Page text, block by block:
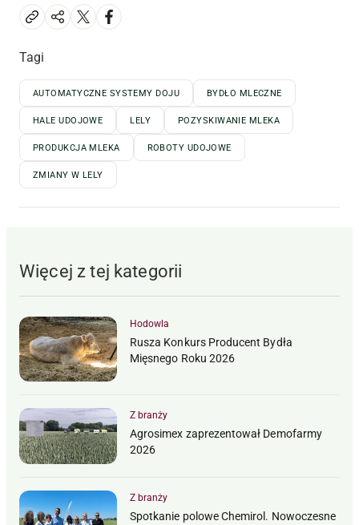
Tagi
AUTOMATYCZNE SYSTEMY DOJU BYDŁO MLECZNE
HALE UDOJOWE LELY POZYSKIWANIE MLEKA
PRODUKCJA MLEKA ROBOTY UDOJOWE
ZMIANY W LELY
Więcej z tej kategorii
Hodowla
Rusza Konkurs Producent Bydła
Mięsnego Roku 2026
Z branży
Agrosimex zaprezentował Demofarmy
2026
Z branży
Spotkanie polowe Chemirol. Nowoczesne